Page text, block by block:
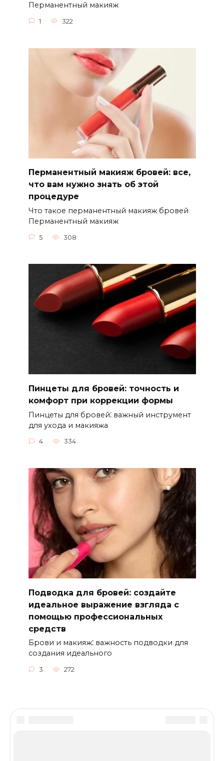
Перманентный макияж
1 322
Перманентный макияж бровей: все,
что вам нужно знать об этой
процедуре
Чтo такое перманентный макияж бровей
Перманентный макияж
5 308
Пинцеты для бровей: точность и
комфорт при коррекции формы
Пинцеты для бровей⁚ важный инструмент
для ухода и макияжа
4 334
Подводка для бровей: создайте
идеальное выражение взгляда с
помощью профессиональных
средств
Брови и макияж⁚ важность подводки для
создания идеального
3 272